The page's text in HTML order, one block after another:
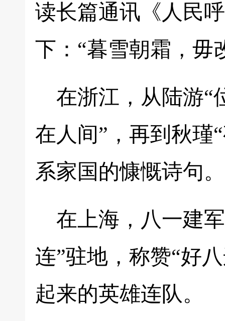
读长篇通讯《人民
下：“暮雪朝霜，毋
在浙江，从陆游“
在人间”，再到秋瑾
系家国的慷慨诗句。
在上海，八一建
连”驻地，称赞“好
起来的英雄连队。